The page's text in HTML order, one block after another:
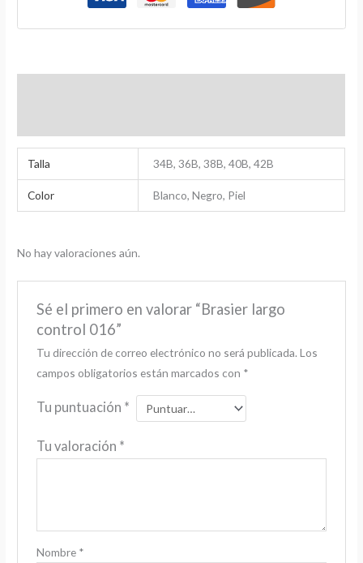
Talla 34B, 36B, 38B, 40B, 42B
Color Blanco, Negro, Piel
No hay valoraciones aún.
Sé el primero en valorar “Brasier largo
control 016”
Tu dirección de correo electrónico no será publicada. Los
campos obligatorios están marcados con *
Tu puntuación *
Tu valoración *
Nombre *